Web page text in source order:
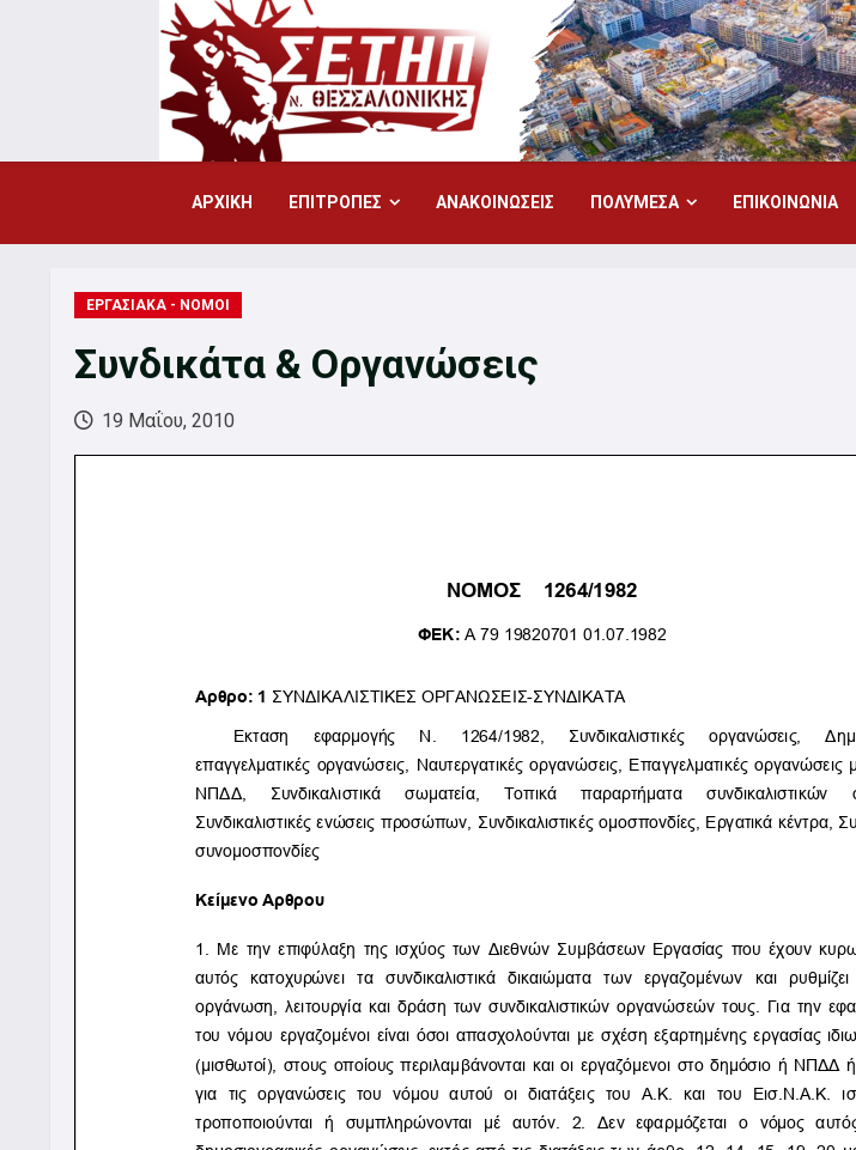
ΑΡΧΙΚΗ ΕΠΙΤΡΟΠΕΣ ΑΝΑΚΟΙΝΩΣΕΙΣ ΠΟΛΥΜΕΣΑ ΕΠΙΚΟΙΝΩΝΙΑ
ΕΡΓΑΣΙΑΚΑ - ΝΟΜΟΙ
Συνδικάτα & Οργανώσεις
19 Μαΐου, 2010